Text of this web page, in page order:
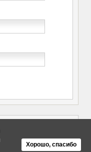
Arras WordPress Theme
Хорошо, спасибо